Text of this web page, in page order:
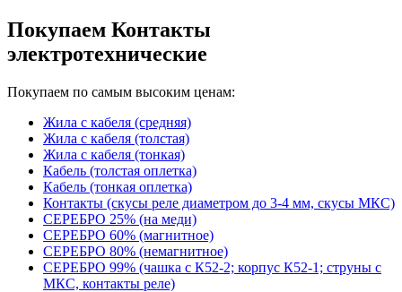
Покупаем Контакты
электротехнические
Покупаем по самым высоким ценам:
Жила с кабеля (средняя)
Жила с кабеля (толстая)
Жила с кабеля (тонкая)
Кабель (толстая оплетка)
Кабель (тонкая оплетка)
Контакты (скусы реле диаметром до 3-4 мм, скусы МКС)
СЕРЕБРО 25% (на меди)
СЕРЕБРО 60% (магнитное)
СЕРЕБРО 80% (немагнитное)
СЕРЕБРО 99% (чашка с К52-2; корпус К52-1; струны с
МКС, контакты реле)